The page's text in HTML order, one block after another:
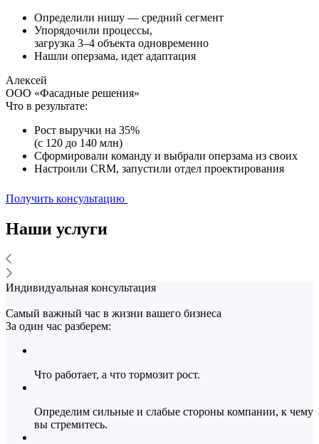
Определили нишу — средний сегмент
Упорядочили процессы,
загрузка 3–4 объекта одновременно
Нашли оперзама, идет адаптация
Алексей
ООО «Фасадные решения»
Что в результате:
Рост выручки на 35%
(с 120 до 140 млн)
Сформировали команду и выбрали оперзама из своих
Настроили CRM, запустили отдел проектирования
Получить консультацию
Наши услуги
Индивидуальная консультация
Самый важный час в жизни вашего бизнеса
За один час разберем:
Что работает, а что тормозит рост.
Определим сильные и слабые стороны компании, к чему
вы стремитесь.